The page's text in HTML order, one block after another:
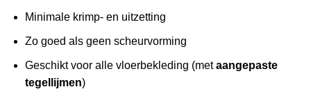
Minimale krimp- en uitzetting
Zo goed als geen scheurvorming
Geschikt voor alle vloerbekleding (metaangepaste
tegellijmen)